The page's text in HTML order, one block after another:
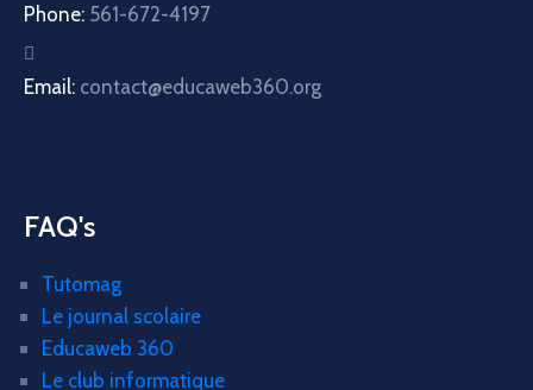
Phone: 561-672-4197
Email: contact@educaweb360.org
FAQ's
Tutomag
Le journal scolaire
Educaweb 360
Le club informatique